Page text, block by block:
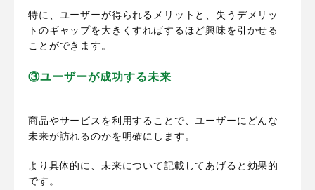
特に、ユーザーが得られるメリットと、失うデメリッ
トのギャップを大きくすればするほど興味を引かせる
ことができます。
③ユーザーが成功する未来
商品やサービスを利用することで、ユーザーにどんな
未来が訪れるのかを明確にします。
より具体的に、未来について記載してあげると効果的
です。